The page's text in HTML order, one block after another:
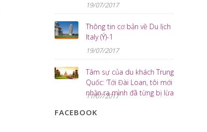
19/07/2017
Thông tin cơ bản về Du lịch
Italy (Ý)-1
19/07/2017
Tâm sự của du khách Trung
Quốc: ‘Tới Đài Loan, tôi mới
nhận ra mình đã từng bị lừa
11/07/2017
FACEBOOK